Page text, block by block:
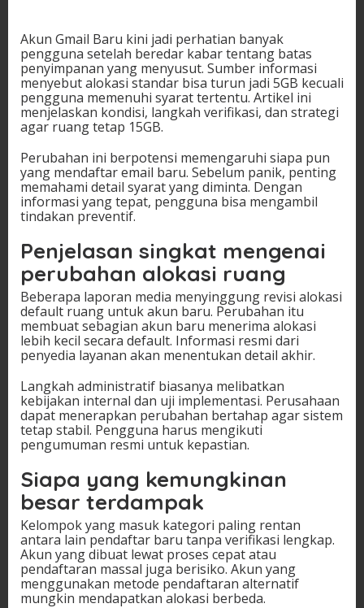
Akun Gmail Baru kini jadi perhatian banyak
pengguna setelah beredar kabar tentang batas
penyimpanan yang menyusut. Sumber informasi
menyebut alokasi standar bisa turun jadi 5GB kecuali
pengguna memenuhi syarat tertentu. Artikel ini
menjelaskan kondisi, langkah verifikasi, dan strategi
agar ruang tetap 15GB.
Perubahan ini berpotensi memengaruhi siapa pun
yang mendaftar email baru. Sebelum panik, penting
memahami detail syarat yang diminta. Dengan
informasi yang tepat, pengguna bisa mengambil
tindakan preventif.
Penjelasan singkat mengenai
perubahan alokasi ruang
Beberapa laporan media menyinggung revisi alokasi
default ruang untuk akun baru. Perubahan itu
membuat sebagian akun baru menerima alokasi
lebih kecil secara default. Informasi resmi dari
penyedia layanan akan menentukan detail akhir.
Langkah administratif biasanya melibatkan
kebijakan internal dan uji implementasi. Perusahaan
dapat menerapkan perubahan bertahap agar sistem
tetap stabil. Pengguna harus mengikuti
pengumuman resmi untuk kepastian.
Siapa yang kemungkinan
besar terdampak
Kelompok yang masuk kategori paling rentan
antara lain pendaftar baru tanpa verifikasi lengkap.
Akun yang dibuat lewat proses cepat atau
pendaftaran massal juga berisiko. Akun yang
menggunakan metode pendaftaran alternatif
mungkin mendapatkan alokasi berbeda.